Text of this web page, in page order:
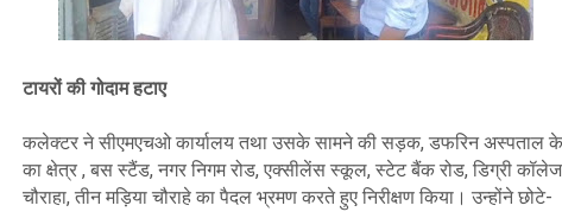
टायरों की गोदाम हटाए
कलेक्टर ने सीएमएचओ कार्यालय तथा उसके सामने की सड़क, डफरिन अस्पताल के
का क्षेत्र , बस स्टैंड, नगर निगम रोड, एक्सीलेंस स्कूल, स्टेट बैंक रोड, डिग्री कॉलेज
चौराहा, तीन मड़िया चौराहे का पैदल भ्रमण करते हुए निरीक्षण किया। उन्होंने छोटे-